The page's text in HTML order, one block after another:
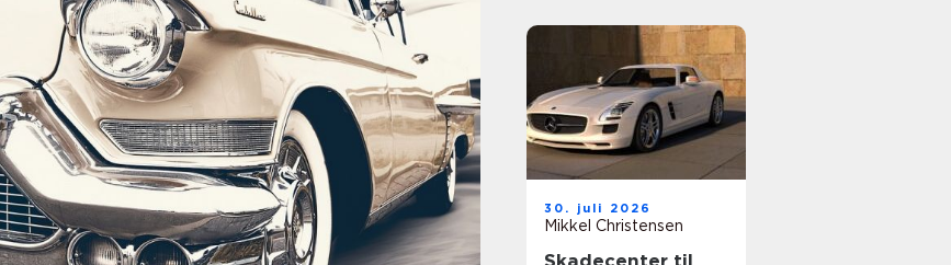
30. juli 2026
Mikkel Christensen
Skadecenter til